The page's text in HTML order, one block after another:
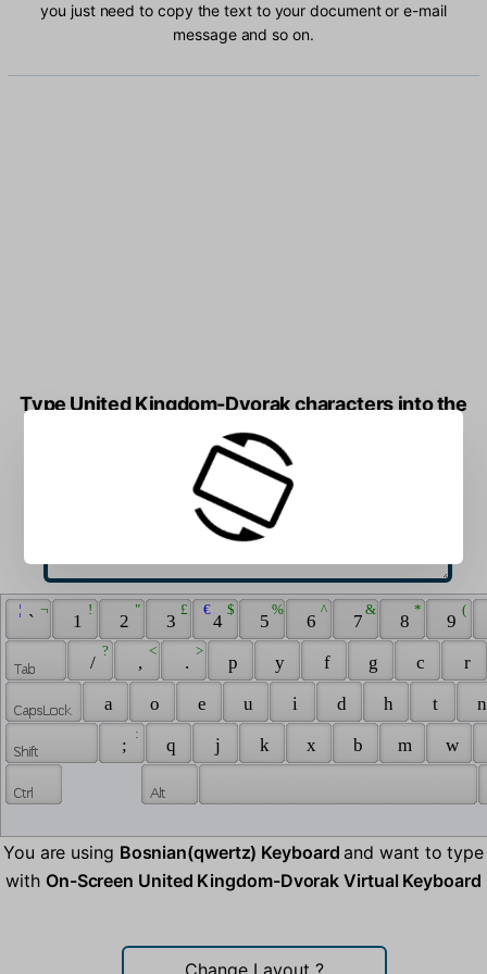
you just need to copy the text to your document or e-mail
message and so on.
Type United Kingdom-Dvorak characters into the
box:
`
¬
¦
1
!
2
"
3
£
4
$
€
5
%
6
^
7
&
8
*
9
(
/
?
,
<
.
>
p y f g c
r
a
o e u i d h t
;
:
q j k x b m w
You are using Bosnian(qwertz) Keyboardand want to type
with On-Screen United Kingdom-Dvorak Virtual Keyboard
Change Layout ?